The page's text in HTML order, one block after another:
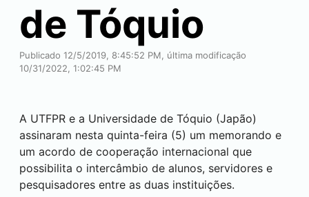
de Tóquio
Publicado 12/5/2019, 8:45:52 PM, última modificação
10/31/2022, 1:02:45 PM
A UTFPR e a Universidade de Tóquio (Japão)
assinaram nesta quinta-feira (5) um memorando e
um acordo de cooperação internacional que
possibilita o intercâmbio de alunos, servidores e
pesquisadores entre as duas instituições.